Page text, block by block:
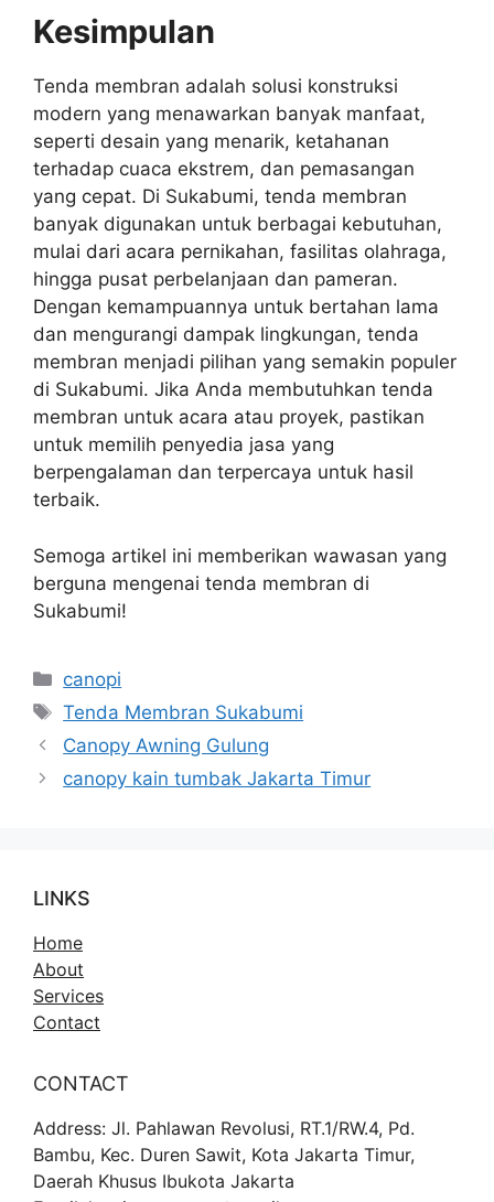
Kesimpulan
Tenda membran adalah solusi konstruksi
modern yang menawarkan banyak manfaat,
seperti desain yang menarik, ketahanan
terhadap cuaca ekstrem, dan pemasangan
yang cepat. Di Sukabumi, tenda membran
banyak digunakan untuk berbagai kebutuhan,
mulai dari acara pernikahan, fasilitas olahraga,
hingga pusat perbelanjaan dan pameran.
Dengan kemampuannya untuk bertahan lama
dan mengurangi dampak lingkungan, tenda
membran menjadi pilihan yang semakin populer
di Sukabumi. Jika Anda membutuhkan tenda
membran untuk acara atau proyek, pastikan
untuk memilih penyedia jasa yang
berpengalaman dan terpercaya untuk hasil
terbaik.
Semoga artikel ini memberikan wawasan yang
berguna mengenai tenda membran di
Sukabumi!
Kategori
canopi
Tag
Tenda Membran Sukabumi
Canopy Awning Gulung
canopy kain tumbak Jakarta Timur
LINKS
Home
About
Services
Contact
CONTACT
Address: Jl. Pahlawan Revolusi, RT.1/RW.4, Pd.
Bambu, Kec. Duren Sawit, Kota Jakarta Timur,
Daerah Khusus Ibukota Jakarta